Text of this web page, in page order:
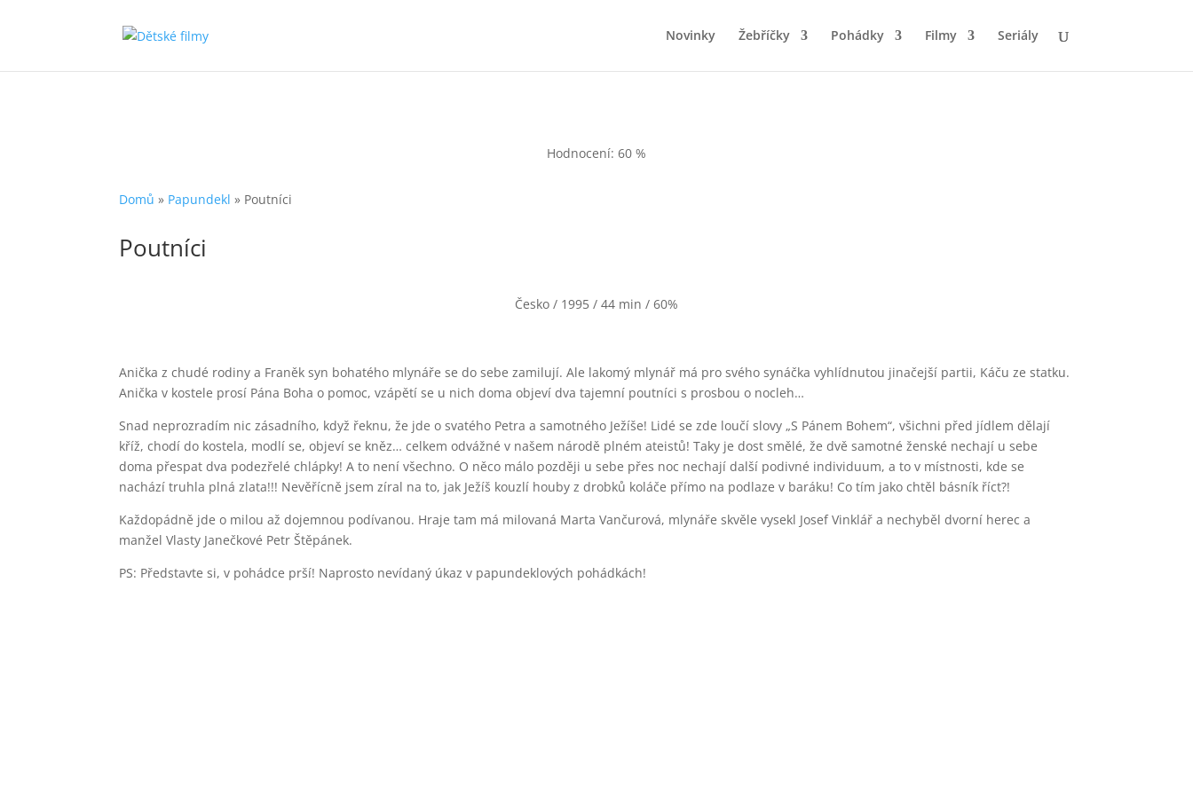
Novinky Žebříčky Pohádky Filmy Seriály
Hodnocení: 60 %
Domů » Papundekl » Poutníci
Poutníci
Česko / 1995 / 44 min / 60%
Anička z chudé rodiny a Franěk syn bohatého mlynáře se do sebe zamilují. Ale lakomý mlynář má pro svého synáčka vyhlídnutou jinačejší partii, Káču ze statku.
Anička v kostele prosí Pána Boha o pomoc, vzápětí se u nich doma objeví dva tajemní poutníci s prosbou o nocleh…
Snad neprozradím nic zásadního, když řeknu, že jde o svatého Petra a samotného Ježíše! Lidé se zde loučí slovy „S Pánem Bohem“, všichni před jídlem dělají
kříž, chodí do kostela, modlí se, objeví se kněz… celkem odvážné v našem národě plném ateistů! Taky je dost smělé, že dvě samotné ženské nechají u sebe
doma přespat dva podezřelé chlápky! A to není všechno. O něco málo později u sebe přes noc nechají další podivné individuum, a to v místnosti, kde se
nachází truhla plná zlata!!! Nevěřícně jsem zíral na to, jak Ježíš kouzlí houby z drobků koláče přímo na podlaze v baráku! Co tím jako chtěl básník říct?!
Každopádně jde o milou až dojemnou podívanou. Hraje tam má milovaná Marta Vančurová, mlynáře skvěle vysekl Josef Vinklář a nechyběl dvorní herec a
manžel Vlasty Janečkové Petr Štěpánek.
PS: Představte si, v pohádce prší! Naprosto nevídaný úkaz v papundeklových pohádkách!